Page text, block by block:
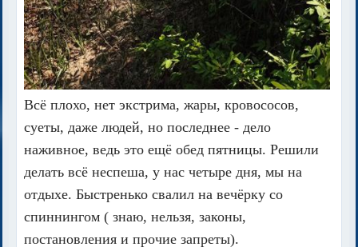
Всё плохо, нет экстрима, жары, кровососов,
суеты, даже людей, но последнее - дело
наживное, ведь это ещё обед пятницы. Решили
делать всё неспеша, у нас четыре дня, мы на
отдыхе. Быстренько свалил на вечёрку со
спиннингом ( знаю, нельзя, законы,
постановления и прочие запреты).